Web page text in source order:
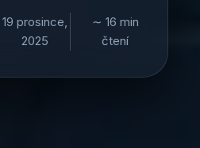
19 prosince,
2025
∼ 16 min
čtení